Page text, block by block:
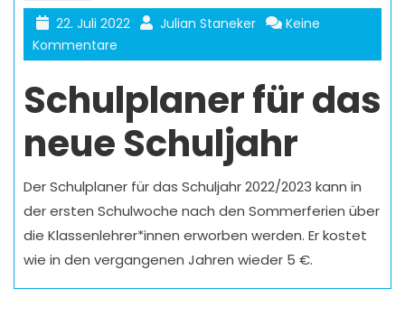
22. Juli 2022 Julian Staneker
Keine
Kommentare
Schulplaner für das
neue Schuljahr
Der Schulplaner für das Schuljahr 2022/2023 kann in
der ersten Schulwoche nach den Sommerferien über
die Klassenlehrer*innen erworben werden. Er kostet
wie in den vergangenen Jahren wieder 5 €.